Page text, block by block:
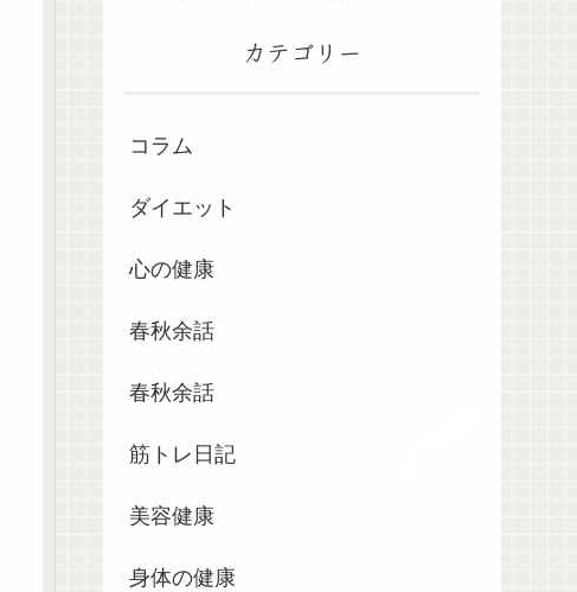
カテゴリー
コラム
ダイエット
心の健康
春秋余話
春秋余話
筋トレ日記
美容健康
身体の健康